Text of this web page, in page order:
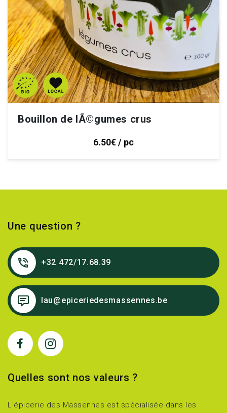
Bouillon de lÃ©gumes crus
6.50€ / pc
Une question ?
+32 472/17.68.39
lau@epiceriedesmassennes.be
Quelles sont nos valeurs ?
L'épicerie des Massennes est spécialisée dans les